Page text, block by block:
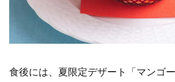
食後には、夏限定デザート「マンゴ